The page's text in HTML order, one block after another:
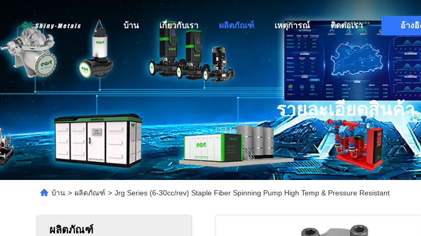
บ้าน เกี่ยวกับเรา ผลิตภัณฑ์ เหตุการณ์ ติดต่อเรา อ้างอิ
รายละเอียดสินค้า
บ้าน > ผลิตภัณฑ์ > Jrg Series (6-30cc/rev) Staple Fiber Spinning Pump High Temp & Pressure Resistant
ผลิตภัณฑ์